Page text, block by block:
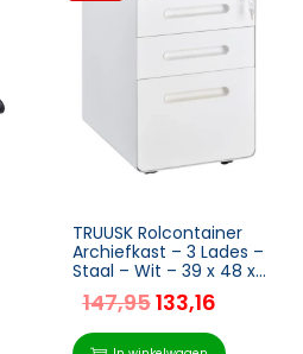
TRUUSK Rolcontainer
Archiefkast – 3 Lades –
Staal – Wit – 39 x 48 x
59 cm –
Kantooropbergdoos
147,95133,16